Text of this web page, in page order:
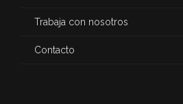
Trabaja con nosotros
Contacto